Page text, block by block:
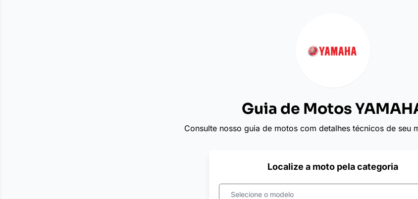
Guia de Motos
Consulte nosso guia de motos com detalhes técnicos de seu
Localize a moto pela categoria
Selecione o modelo